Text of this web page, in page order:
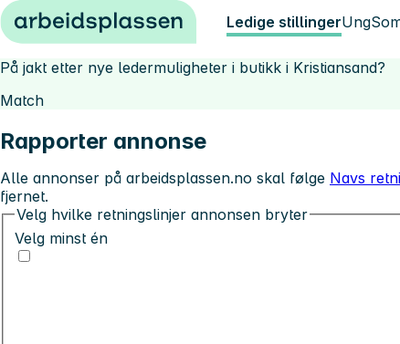
Hopp til innhold Ledige stillingerUng
På jakt etter nye ledermuligheter i butikk i Kristiansand?
Match
Rapporter annonse
Alle annonser på arbeidsplassen.no skal følge Navs
fjernet.
Velg hvilke retningslinjer annonsen bryter
Velg minst én